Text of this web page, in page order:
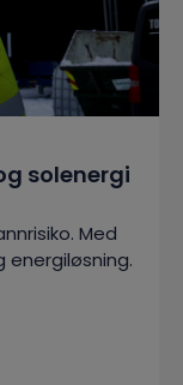
solenergi
Med